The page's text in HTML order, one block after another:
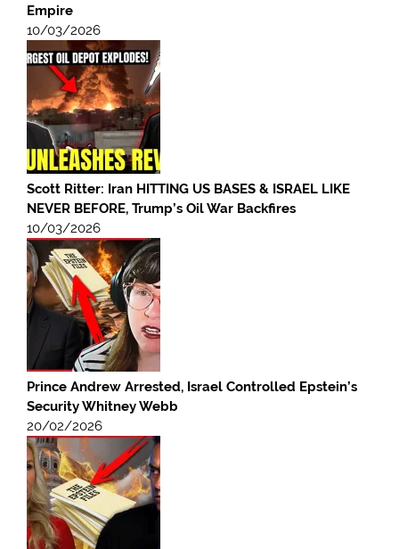
Empire
10/03/2026
Scott Ritter: Iran HITTING US BASES & ISRAEL LIKE
NEVER BEFORE, Trump’s Oil War Backfires
10/03/2026
Prince Andrew Arrested, Israel Controlled Epstein’s
Security Whitney Webb
20/02/2026